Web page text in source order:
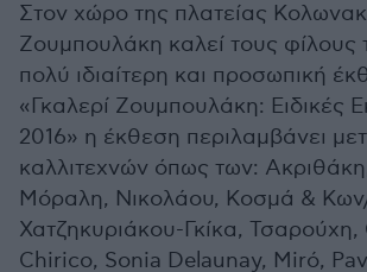
Στον χώρο της πλατείας
Ζουμπουλάκη καλεί τους φίλους
πολύ ιδιαίτερη και προσωπική
«Γκαλερί Ζουμπουλάκη: Ειδικές
2016» η έκθεση περιλαμβάνει
καλλιτεχνών όπως των:
Μόραλη, Νικολάου, Κοσμά &
Χατζηκυριάκου-Γκίκα,
Chirico, Sonia Delaunay, Miró,